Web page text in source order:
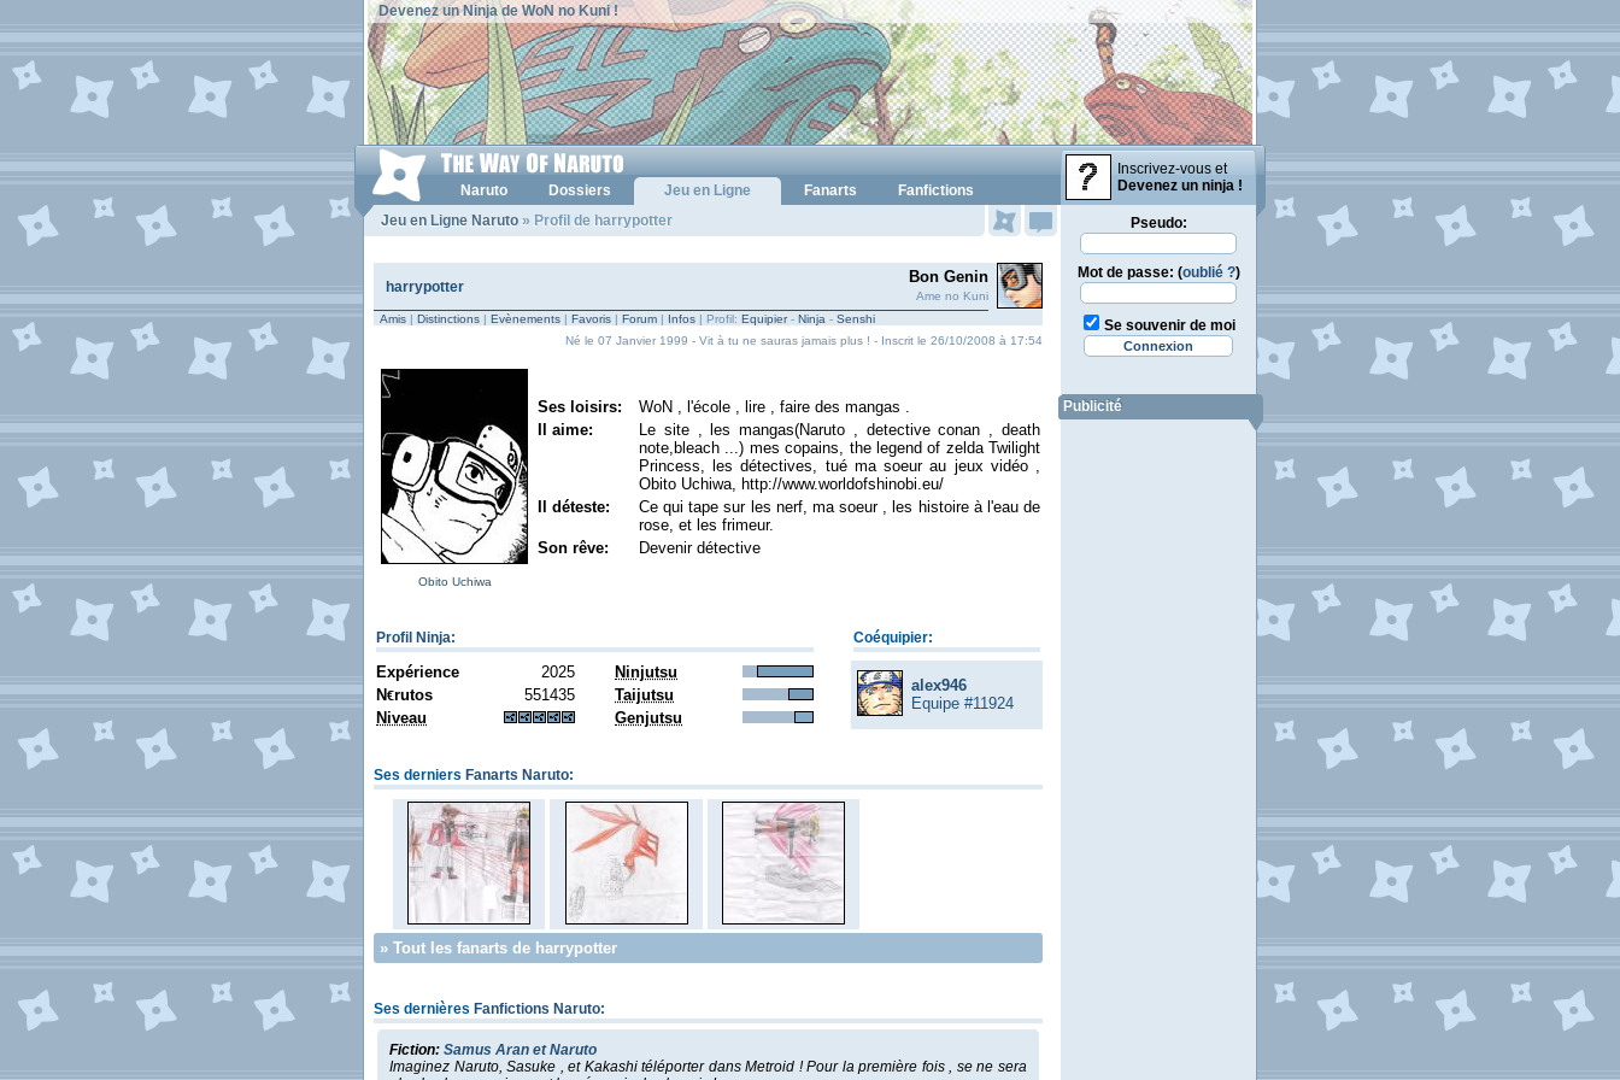
Devenez un Ninja de WoN no Kuni !
Inscrivez-vous et
Devenez un ninja !
Naruto Dossiers Jeu en Ligne Fanarts
Fanfictions
Jeu en Ligne Naruto » Profil de harrypotter
harrypotter
Bon Genin
Ame no Kuni
Amis | Distinctions | Evènements | Favoris | Forum | Infos | Profil: Equipier- Ninja - Senshi
Né le 07 Janvier 1999 - Vit à tu ne sauras jamais plus ! - Inscrit le 26/10/2008 à 17:54
Obito Uchiwa
Ses loisirs:
WoN , l'école , lire , faire des mangas .
Il aime:
Le site , les mangas(Naruto , detective conan , death
note,bleach ...) mes copains, the legend of zelda Twilight
Princess, les détectives, tué ma soeur au jeux vidéo ,
Obito Uchiwa, http://www.worldofshinobi.eu/
Il déteste:
Ce qui tape sur les nerf, ma soeur , les histoire à l'eau de
rose, et les frimeur.
Son rêve:
Devenir détective
Profil Ninja: Coéquipier:
Expérience 2025 Ninjutsu
alex946
Equipe #11924
N€rutos 551435
Taijutsu
Niveau
Genjutsu
Ses derniers Fanarts Naruto:
» Tout les fanarts de harrypotter
Ses dernières Fanfictions Naruto:
Fiction: Samus Aran et Naruto
Imaginez Naruto, Sasuke , et Kakashi téléporter dans Metroid ! Pour la première fois , se ne sera
Pseudo:
Mot de passe: (oublié ?)
Se souvenir de moi
Publicité